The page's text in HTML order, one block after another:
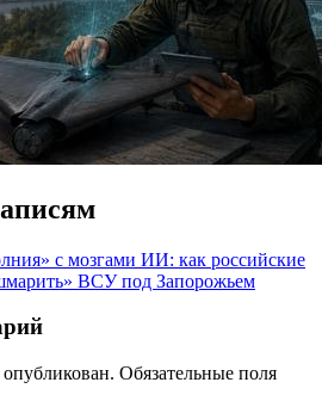
с мозгами ИИ: как российские
ВСУ под Запорожьем
Обязательные поля